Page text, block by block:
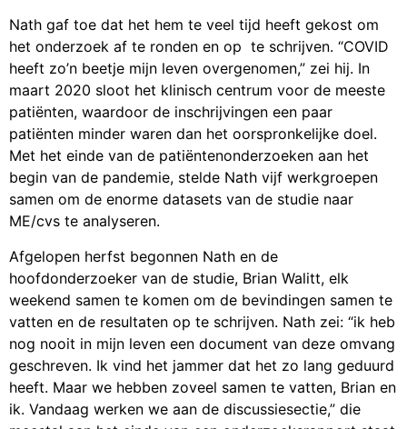
Nath gaf toe dat het hem te veel tijd heeft gekost om
het onderzoek af te ronden en op te schrijven. “COVID
heeft zo’n beetje mijn leven overgenomen,” zei hij. In
maart 2020 sloot het klinisch centrum voor de meeste
patiënten, waardoor de inschrijvingen een paar
patiënten minder waren dan het oorspronkelijke doel.
Met het einde van de patiëntenonderzoeken aan het
begin van de pandemie, stelde Nath vijf werkgroepen
samen om de enorme datasets van de studie naar
ME/cvs te analyseren.
Afgelopen herfst begonnen Nath en de
hoofdonderzoeker van de studie, Brian Walitt, elk
weekend samen te komen om de bevindingen samen te
vatten en de resultaten op te schrijven. Nath zei: “ik heb
nog nooit in mijn leven een document van deze omvang
geschreven. Ik vind het jammer dat het zo lang geduurd
heeft. Maar we hebben zoveel samen te vatten, Brian en
ik. Vandaag werken we aan de discussiesectie,” die